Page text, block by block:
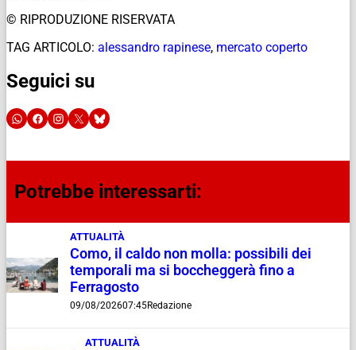
© RIPRODUZIONE RISERVATA
TAG ARTICOLO: alessandro rapinese, mercato coperto
Seguici su
Potrebbe interessarti:
ATTUALITÀ
Como, il caldo non molla: possibili dei
temporali ma si boccheggerà fino a
Ferragosto
09/08/202607:45Redazione
ATTUALITÀ